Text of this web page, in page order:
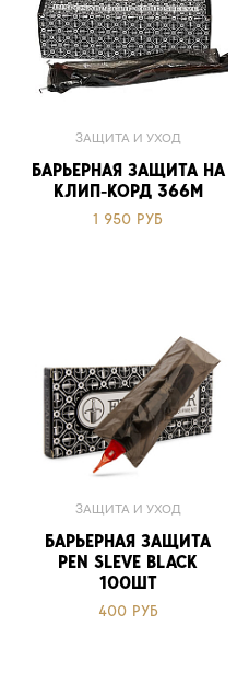
ЗАЩИТА И УХОД
БАРЬЕРНАЯ ЗАЩИТА НА
КЛИП-КОРД 366М
1 950 РУБ
ЗАЩИТА И УХОД
БАРЬЕРНАЯ ЗАЩИТА
PEN SLEVE BLACK
100ШТ
400 РУБ